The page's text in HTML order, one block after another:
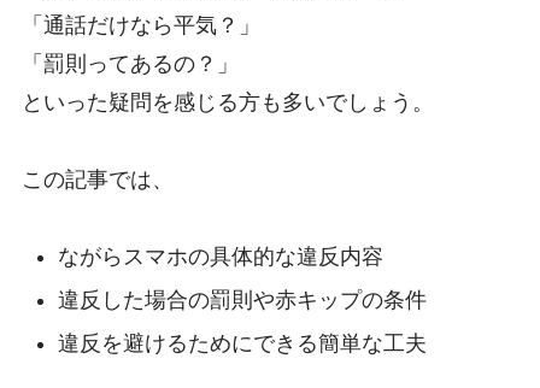
「通話だけなら平気？」
「罰則ってあるの？」
といった疑問を感じる方も多いでしょう。
この記事では、
ながらスマホの具体的な違反内容
違反した場合の罰則や赤キップの条件
違反を避けるためにできる簡単な工夫